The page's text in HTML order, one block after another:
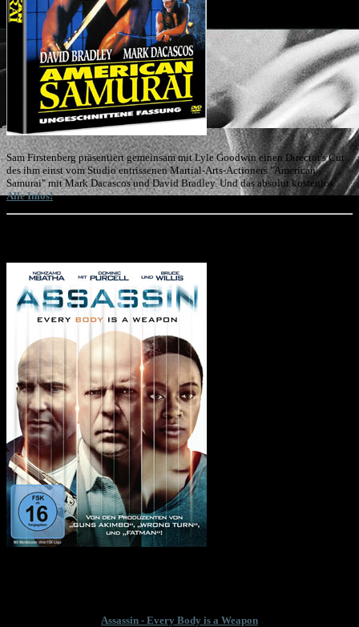
Sam Firstenberg präsentiert gemeinsam mit Lyle Goodwin einen Director's Cut
des ihm einst vom Studio entrissenen Martial-Arts-Actioners "American
Samurai" mit Mark Dacascos und David Bradley. Und das absolut kostenlos.
Alle Infos!
Assassin - Every Body is a Weapon